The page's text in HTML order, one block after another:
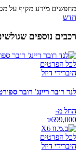
מחפשים מידע מקיף על
חדש
רכבים נוספים
לכל הפרטים
היברידי דיזל
לנד רובר ריינג' רובר
החל מ-
₪699,000
לכל הפרטים
היברידי דיזל